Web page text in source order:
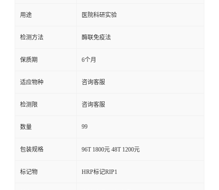
用途 医院科研实验
检测方法 酶联免疫法
保质期 6个月
适应物种 咨询客服
检测限 咨询客服
数量 99
包装规格 96T 1800元 48T 1200元
标记物 HRP标记RIP1